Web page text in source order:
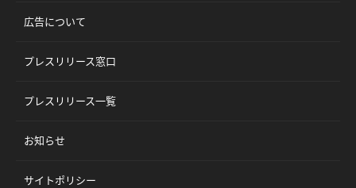
広告について
プレスリリース窓口
プレスリリース一覧
お知らせ
サイトポリシー